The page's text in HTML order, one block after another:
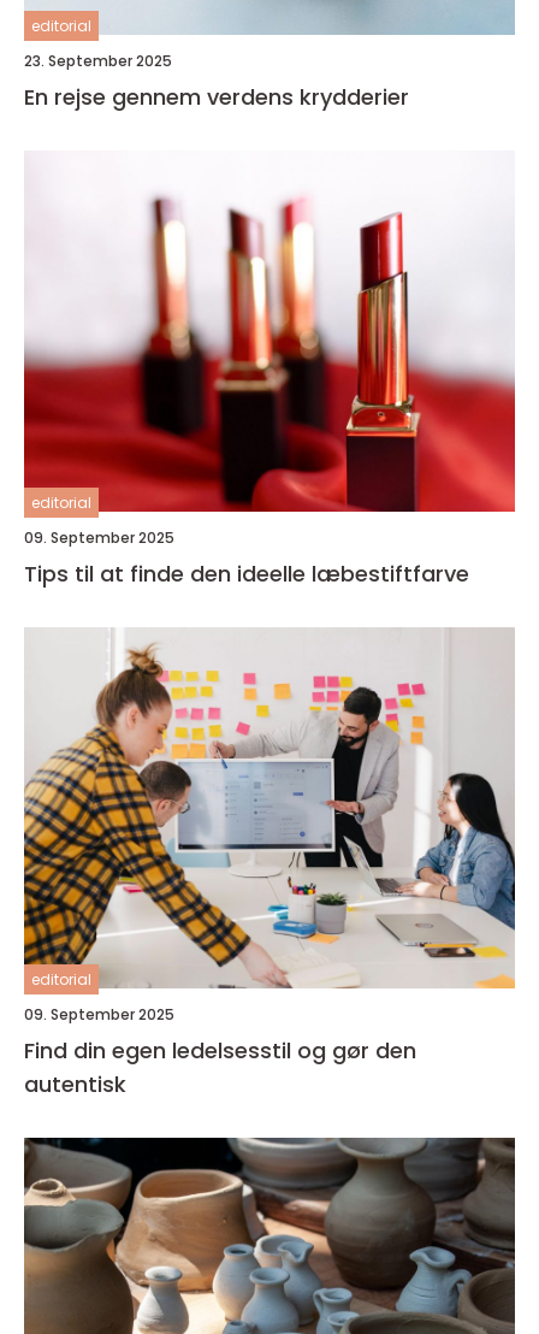
editorial
23. September 2025
En rejse gennem verdens krydderier
editorial
09. September 2025
Tips til at finde den ideelle læbestiftfarve
editorial
09. September 2025
Find din egen ledelsesstil og gør den
autentisk